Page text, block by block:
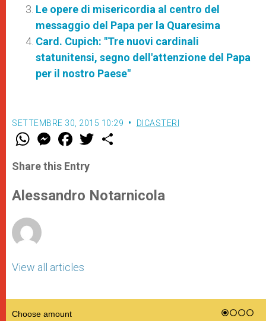
Le opere di misericordia al centro del
messaggio del Papa per la Quaresima
Card. Cupich: "Tre nuovi cardinali
statunitensi, segno dell'attenzione del Papa
per il nostro Paese"
SETTEMBRE 30, 2015 10:29 DICASTERI
W
t
s
p
p
M
e
s
e
g
e
F
a
e
b
o
k
w
r
Share this Entry
Alessandro Notarnicola
View all articles